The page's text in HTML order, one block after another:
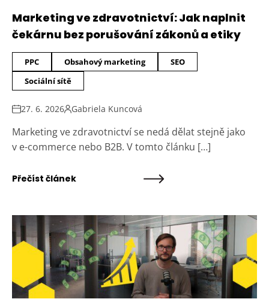
Marketing ve zdravotnictví: Jak naplnit
čekárnu bez porušování zákonů a etiky
PPC Obsahový marketing
SEO
Sociální sítě
27. 6. 2026 Gabriela Kuncová
Marketing ve zdravotnictví se nedá dělat stejně jako
v e-commerce nebo B2B. V tomto článku […]
Přečíst článek